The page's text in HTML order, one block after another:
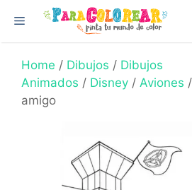
content
Menu
Home / Dibujos / Dibujos
Animados / Disney / Aviones
amigo